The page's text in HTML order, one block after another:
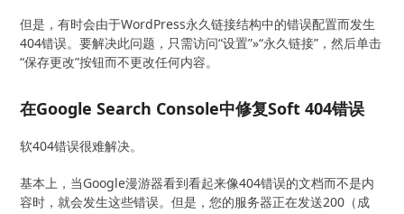
但是，有时会由于WordPress永久链接结构中的错误配置而发生
404错误。要解决此问题，只需访问“设置”»“永久链接”，然后单击
“保存更改”按钮而不更改任何内容。
在Google Search Console中修复Soft 404错误
软404错误很难解决。
基本上，当Google漫游器看到看起来像404错误的文档而不是内
容时，就会发生这些错误。但是，您的服务器正在发送200（成